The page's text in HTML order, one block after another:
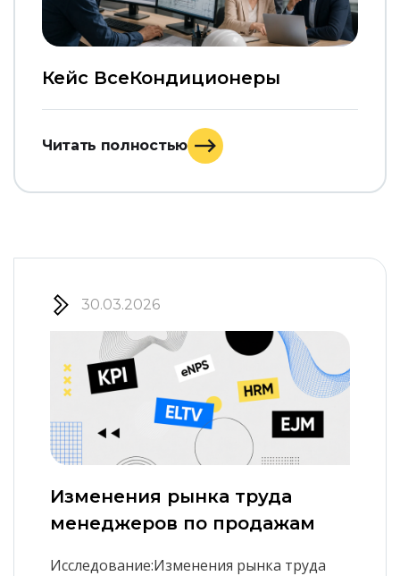
Кейс ВсеКондиционеры
Читать полностью
30.03.2026
Изменения рынка труда
менеджеров по продажам
Исследование:Изменения рынка труда